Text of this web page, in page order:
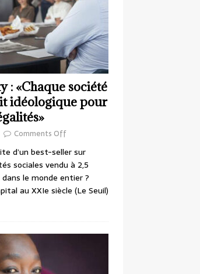
: «Chaque société
idéologique pour
Comments Off
d’un best-seller sur
sociales vendu à 2,5
dans le monde entier ?
au XXIe siècle (Le Seuil)